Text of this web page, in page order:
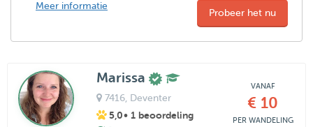
Meer informatie
Probeer het nu
Marissa
7416, Deventer
5,0• 1 beoordeling
VANAF
€ 10
PER WANDELING